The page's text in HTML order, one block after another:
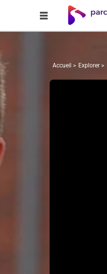
Accueil Explorer